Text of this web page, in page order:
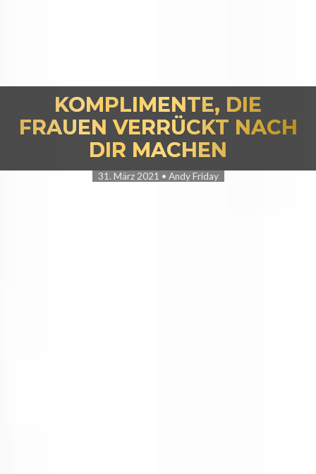
KOMPLIMENTE, DIE
FRAUEN VERRÜCKT NACH
DIR MACHEN
31. März 2021 • Andy Friday
Sie befinden sich hier: